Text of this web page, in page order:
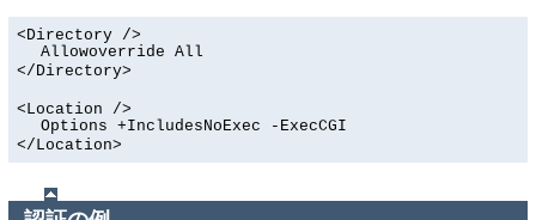
<Directory />
Allowoverride All
</Directory>
<Location />
Options +IncludesNoExec -ExecCGI
</Location>